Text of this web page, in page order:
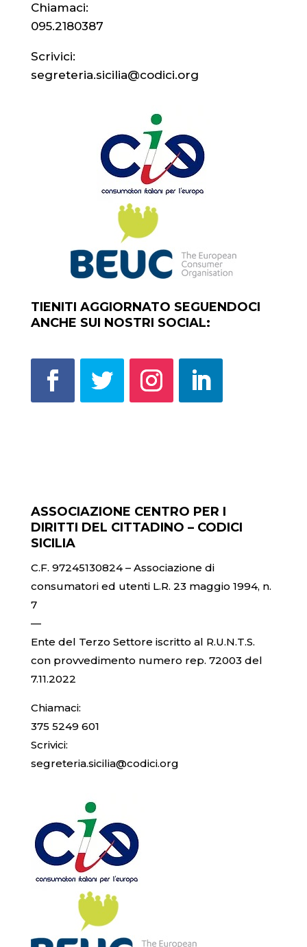
Chiamaci:
095.2180387
Scrivici:
segreteria.sicilia@codici.org
TIENITI AGGIORNATO SEGUENDOCI
ANCHE SUI NOSTRI SOCIAL:
ASSOCIAZIONE CENTRO PER I
DIRITTI DEL CITTADINO – CODICI
SICILIA
C.F. 97245130824 – Associazione di
consumatori ed utenti L.R. 23 maggio 1994, n.
7
—
Ente del Terzo Settore iscritto al R.U.N.T.S.
con provvedimento numero rep. 72003 del
7.11.2022
Chiamaci:
375 5249 601
Scrivici:
segreteria.sicilia@codici.org